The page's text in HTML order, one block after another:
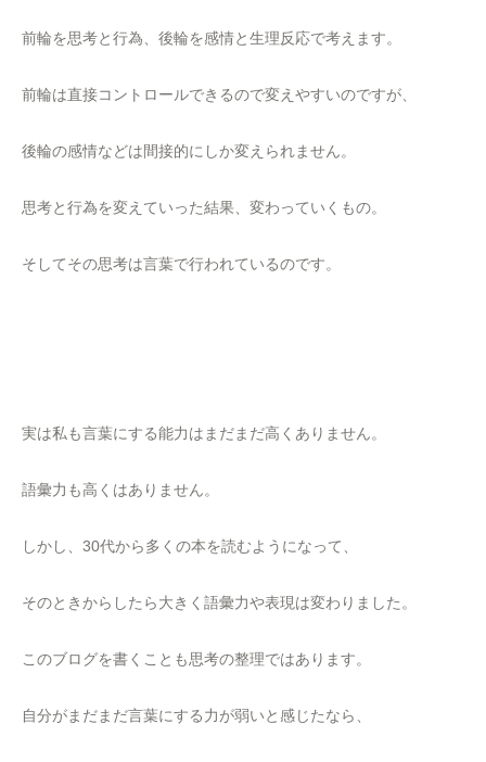
前輪を思考と行為、後輪を感情と生理反応で考えます。
前輪は直接コントロールできるので変えやすいのですが、
後輪の感情などは間接的にしか変えられません。
思考と行為を変えていった結果、変わっていくもの。
そしてその思考は言葉で行われているのです。
実は私も言葉にする能力はまだまだ高くありません。
語彙力も高くはありません。
しかし、30代から多くの本を読むようになって、
そのときからしたら大きく語彙力や表現は変わりました。
このブログを書くことも思考の整理ではあります。
自分がまだまだ言葉にする力が弱いと感じたなら、